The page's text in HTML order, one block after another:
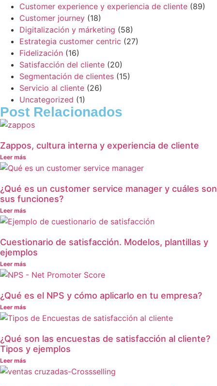
Customer experience y experiencia de cliente (89)
Customer journey (18)
Digitalización y márketing (58)
Estrategia customer centric (27)
Fidelización (16)
Satisfacción del cliente (20)
Segmentación de clientes (15)
Servicio al cliente (26)
Uncategorized (1)
Post Relacionados
Zappos, cultura interna y experiencia de cliente
Leer más
¿Qué es un customer service manager y cuáles son
sus funciones?
Leer más
Cuestionario de satisfacción. Modelos, plantillas y
ejemplos
Leer más
¿Qué es el NPS y cómo aplicarlo en tu empresa?
Leer más
¿Qué son las encuestas de satisfacción al cliente?
Tipos y ejemplos
Leer más